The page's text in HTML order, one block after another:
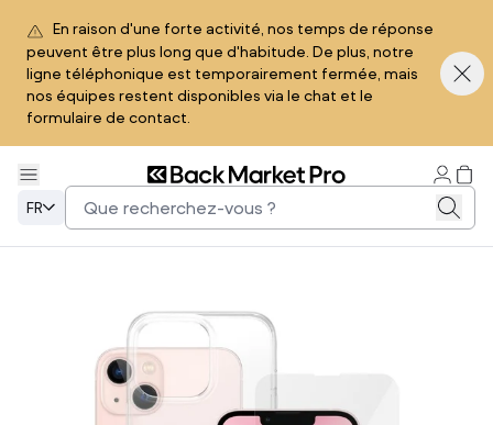
En raison d'une forte activité, nos temps de réponse
peuvent être plus long que d'habitude. De plus, notre
ligne téléphonique est temporairement fermée, mais
nos équipes restent disponibles via le chat et le
formulaire de contact.
FR